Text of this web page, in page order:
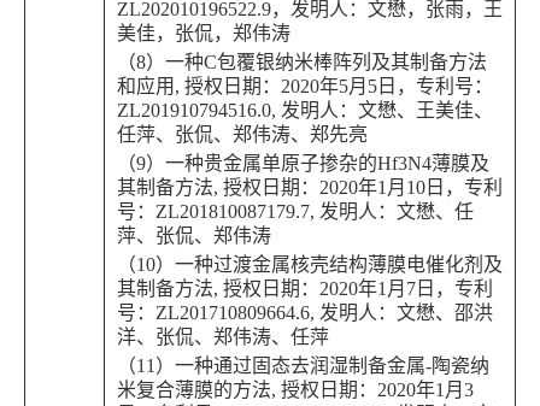
ZL202010196522.9，发明人：文懋，张雨，王
美佳，张侃，郑伟涛
（8）一种C包覆银纳米棒阵列及其制备方法
和应用, 授权日期：2020年5月5日，专利号：
ZL201910794516.0, 发明人：文懋、王美佳、
任萍、张侃、郑伟涛、郑先亮
（9）一种贵金属单原子掺杂的Hf3N4薄膜及
其制备方法, 授权日期：2020年1月10日，专利
号：ZL201810087179.7, 发明人：文懋、任
萍、张侃、郑伟涛
（10）一种过渡金属核壳结构薄膜电催化剂及
其制备方法, 授权日期：2020年1月7日，专利
号：ZL201710809664.6, 发明人：文懋、邵洪
洋、张侃、郑伟涛、任萍
（11）一种通过固态去润湿制备金属-陶瓷纳
米复合薄膜的方法, 授权日期：2020年1月3